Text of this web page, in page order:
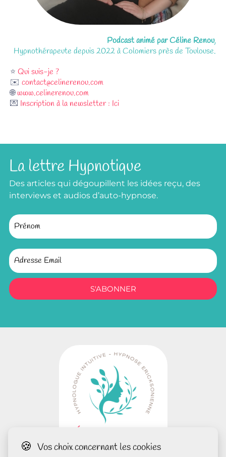
Podcast animé par Céline Renou,
Hypnothérapeute depuis 2022 à Colomiers près de Toulouse.
⭐ Qui suis-je ?
✉️ contact@celinerenou.com
🌐www.celinerenou.com
💌 Inscription à la newsletter : Ici
La lettre Hypnotique
Des articles qui dégoupillent les idées reçu, des
interviews et audios d’auto-hypnose.
S'ABONNER
🍪 Vos choix concernant les cookies